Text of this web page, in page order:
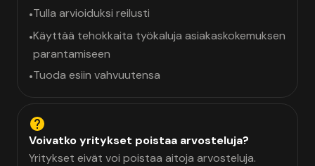
•Tulla arvioiduksi reilusti
•Käyttää tehokkaita työkaluja asiakaskokemuksen
parantamiseen
•Tuoda esiin vahvuutensa
Voivatko yritykset poistaa arvosteluja?
Yritykset eivät voi poistaa aitoja arvosteluja.